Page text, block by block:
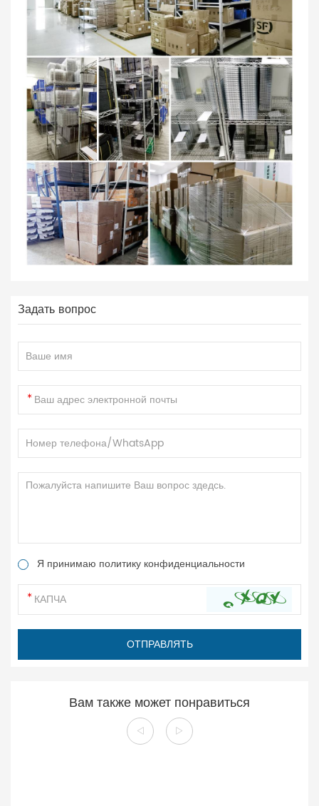
Задать вопрос
Я принимаю политику конфиденциальности
Вам также может понравиться